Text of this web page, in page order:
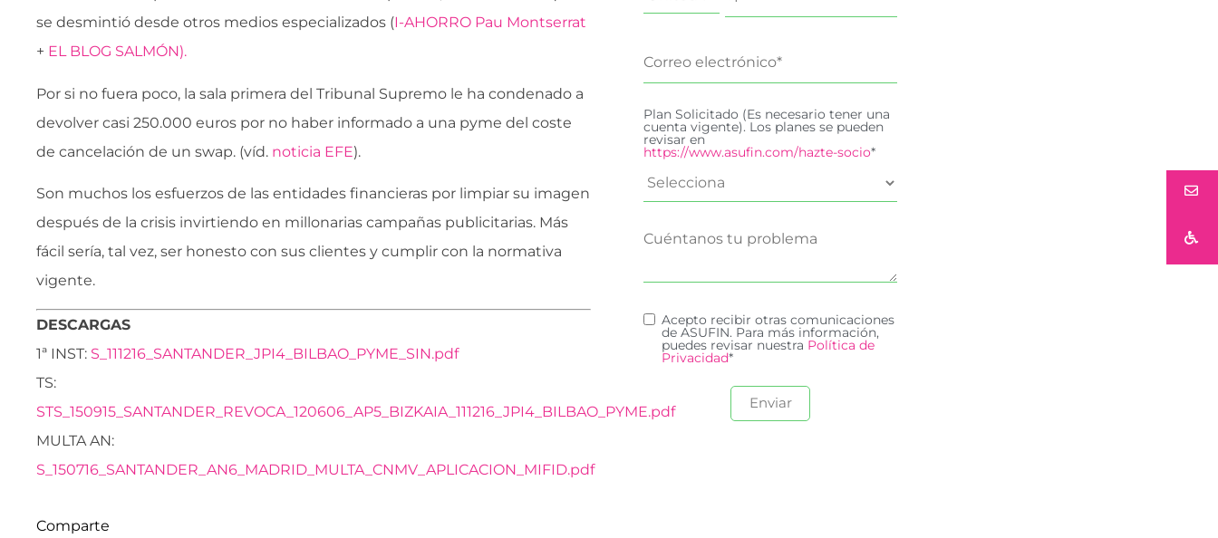
se desmintió desde otros medios especializados (I-AHORRO Pau Montserrat
+ EL BLOG SALMÓN).
Por si no fuera poco, la sala primera del Tribunal Supremo le ha condenado a
devolver casi 250.000 euros por no haber informado a una pyme del coste
de cancelación de un swap. (víd. noticia EFE).
Son muchos los esfuerzos de las entidades financieras por limpiar su imagen
después de la crisis invirtiendo en millonarias campañas publicitarias. Más
fácil sería, tal vez, ser honesto con sus clientes y cumplir con la normativa
vigente.
DESCARGAS
1ª INST: S_111216_SANTANDER_JPI4_BILBAO_PYME_SIN.pdf
TS:
STS_150915_SANTANDER_REVOCA_120606_AP5_BIZKAIA_111216_JPI4_BILBAO_PYME.pdf
MULTA AN:
S_150716_SANTANDER_AN6_MADRID_MULTA_CNMV_APLICACION_MIFID.pdf
Comparte
Plan Solicitado (Es necesario tener una
cuenta vigente). Los planes se pueden
revisar en
https://www.asufin.com/hazte-socio*
Acepto recibir otras comunicaciones
de ASUFIN. Para más información,
puedes revisar nuestra Política de
Privacidad*